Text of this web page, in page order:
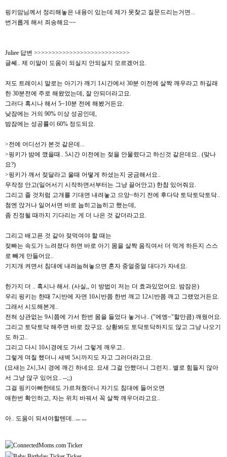
핑키맘님께서 정리해놓은 내용이 있는데 제가 못찾고 질문드리는거면...
번거롭게 해서 죄송해요~~
Juliee 답변 >>>>>>>>>>>>>>>>>>>>>>>>>>>
글쎼.. 제 이말이 도움이 되실지 안되실지 모르겠어요.
저도 트레이시 말로는 아기가 깨기 1시간에서 30분 이전에 살짝 깨우라고 하길래
한 30분전에 주로 해왔었는데, 잘 안되더라고요.
그러다 혹시나 해서 5~10분 전에 해봤거든요.
낮잠에는 거의 90% 이상 성공인데,
밤잠에는 성공률이 60% 정도되요.
>전에 어디선가 본것 같은데...
>핑키가 밤에 깼을때.. 5시간 이전에는 젖을 안물렸다고 하신것 같은데요.. (맞나
요?)
>핑키가 깨서 젖달라고 울때 어떻게 하셨는지 궁금해서요..
무작정 안고(일어서기 시작하면서부터는 그냥 끌어안고) 한참 있어줘요.
그리고 졸 것처럼 고개를 기대면 내려놓고 으앙~하기 전에 후다닥 토닥토닥토닥..
첨엔 앉거나 일어서면 바로 눕히고눕히고 했는데,
좀 진정될 때까지 기다리는 게 더 나은 것 같더라고요.
그리고 배고픈 것 같아 젖먹여야 할 때는
젖빠는 속도가 느려졌다 하면 바로 아기 몸을 살짝 움직여서 더 먹게 하든지 스스
로 빼게 만들어요..
기지개 켜면서 침대에 내려눕혀놓으면 혼자 중얼중얼 대다가 자네요.
한가지 더 .. 혹시나 해서. (사실,, 이 방법이 저는 더 효과있었어요. 밤잠은)
우리 핑키는 한때 7시반에 자면 10시반쯤 한번 깨고 12시반쯤 깨고 그랬었거든요.
그래서 시도해본게..
전혀 상관없는 9시쯤에 가서 한번 몸을 들었다 놓거나.. ("에엥~"할만큼) 깨웠어요.
그리고 토닥토닥 해주면 바로 잤구요. 상황봐도 토닥토닥하지도 않고 그냥 나오기
도 하고..
그리고 다시 10시경에도 가서 그렇게 깨우고..
그렇게 며칠 했더니 새벽 5시까지도 자고 그러더라고요.
(요새는 2시,3시 경에 깨긴 하네요. 요새 그걸 안했더니 그런지.. 별로 힘들지 않아
서 그냥 않구 있어요.. --;;)
그걸 핑키아빠한테도 가르쳐줬더니 자기도 침대에 들어오면
애한번 확인하고, 자는 위치 바꿔서 꼭 살짝 깨우더라고요..
아.. 도움이 되셔야할텐데..ㅡㅡ